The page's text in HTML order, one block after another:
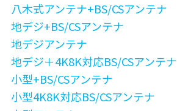
八木式アンテナ+BS/CSアンテナ
地デジ+BS/CSアンテナ
地デジアンテナ
地デジ＋4K8K対応BS/CSアンテナ
小型+BS/CSアンテナ
小型4K8K対応BS/CSアンテナ